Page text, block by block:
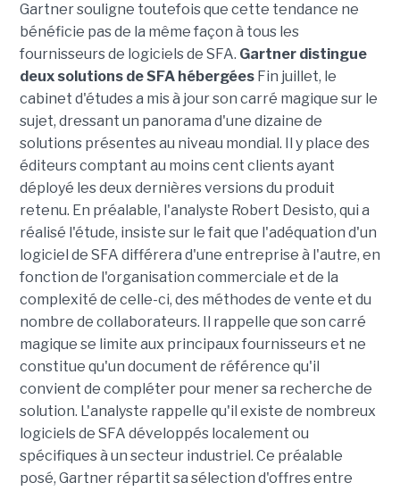
Gartner souligne toutefois que cette tendance ne
bénéficie pas de la même façon à tous les
fournisseurs de logiciels de SFA. Gartner distingue
deux solutions de SFA hébergéesFin juillet, le
cabinet d'études a mis à jour son carré magique sur le
sujet, dressant un panorama d'une dizaine de
solutions présentes au niveau mondial. Il y place des
éditeurs comptant au moins cent clients ayant
déployé les deux dernières versions du produit
retenu. En préalable, l'analyste Robert Desisto, qui a
réalisé l'étude, insiste sur le fait que l'adéquation d'un
logiciel de SFA différera d'une entreprise à l'autre, en
fonction de l'organisation commerciale et de la
complexité de celle-ci, des méthodes de vente et du
nombre de collaborateurs. Il rappelle que son carré
magique se limite aux principaux fournisseurs et ne
constitue qu'un document de référence qu'il
convient de compléter pour mener sa recherche de
solution. L'analyste rappelle qu'il existe de nombreux
logiciels de SFA développés localement ou
spécifiques à un secteur industriel. Ce préalable
posé, Gartner répartit sa sélection d'offres entre